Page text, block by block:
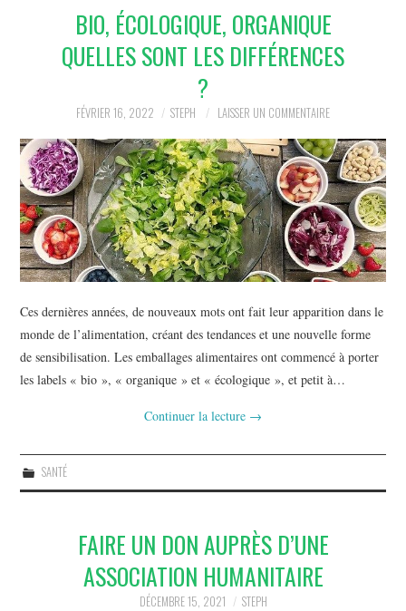
BIO, ÉCOLOGIQUE, ORGANIQUE
QUELLES SONT LES DIFFÉRENCES
?
FÉVRIER 16, 2022 STEPH LAISSER UN COMMENTAIRE
Ces dernières années, de nouveaux mots ont fait leur apparition dans le
monde de l’alimentation, créant des tendances et une nouvelle forme
de sensibilisation. Les emballages alimentaires ont commencé à porter
les labels « bio », « organique » et « écologique », et petit à…
Continuer la lecture →
SANTÉ
FAIRE UN DON AUPRÈS D’UNE
ASSOCIATION HUMANITAIRE
DÉCEMBRE 15, 2021 STEPH